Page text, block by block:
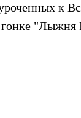
к
"Лыжня